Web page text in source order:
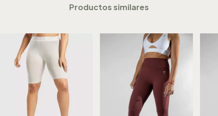
Productos similares